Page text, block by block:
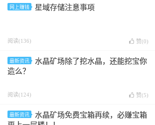
网上赚钱 星域存储注意事项
阅读(136) 赞(0)
最新资讯
水晶矿场除了挖水晶，还能挖宝你
造么？
阅读(124) 赞(5)
最新资讯
水晶矿场免费宝箱再续，必赚宝箱